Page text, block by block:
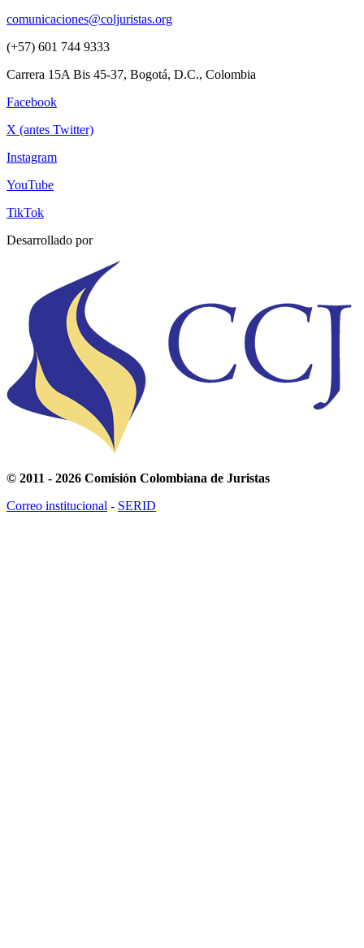
comunicaciones@coljuristas.org
(+57) 601 744 9333
Carrera 15A Bis 45-37, Bogotá, D.C., Colombia
Facebook
X (antes Twitter)
Instagram
YouTube
TikTok
Desarrollado por
© 2011 - 2026 Comisión Colombiana de Juristas
Correo institucional - SERID